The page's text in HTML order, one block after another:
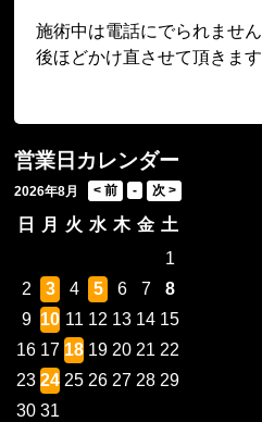
施術中は電話にでられません
後ほどかけ直させて頂きます
営業日カレンダー
2026年8月
日 月 火 水 木 金 土
1
2
3 4 5 6 7
8
9 10 11 12 13 14 15
16 17 18 19 20 21 22
23 24 25 26 27 28 29
30 31